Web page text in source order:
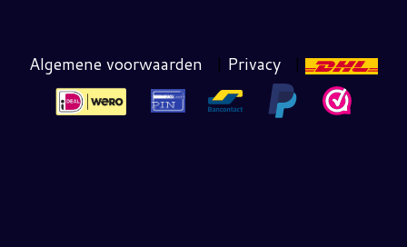
Algemene voorwaarden | Privacy |